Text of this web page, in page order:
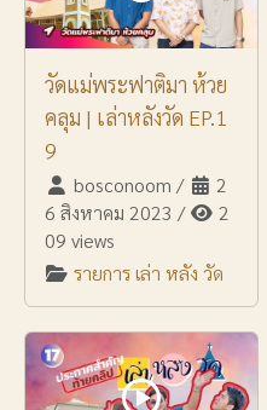
วัดแม่พระฟาติมา ห้วย
คลุม | เล่าหลังวัด EP.1
9
bosconoom /
2
6 สิงหาคม 2023 /
2
09 views
รายการ เล่า หลัง วัด